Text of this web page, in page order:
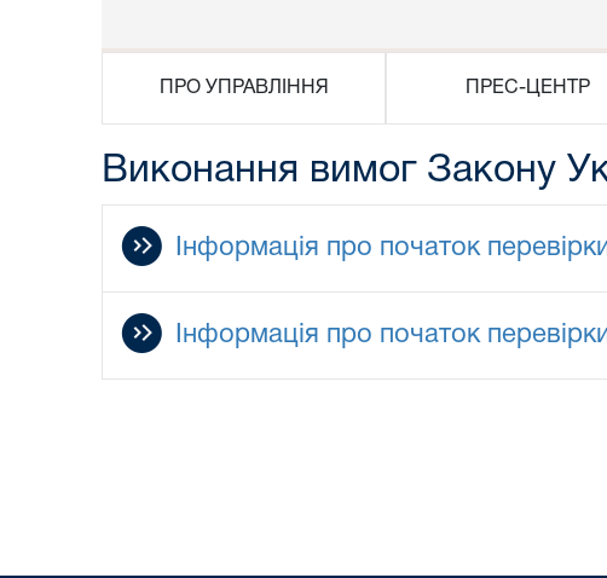
ПРО УПРАВЛІННЯ ПРЕС-ЦЕНТР
Виконання вимог Закону
Інформація про початок
Інформація про початок